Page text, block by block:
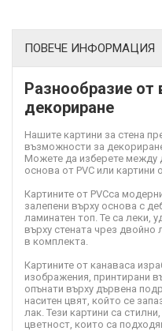
ПОВЕЧЕ ИНФОРМАЦИЯ
Разнообразие
декориране
Нашите картини за стена
възможности за
Можете да изберете между
основа от PVC или картини
Картините от PVCса
залепени върху основа с
ламинатен топ. Те са леки,
върху стената чрез
в комплекта.
Картините от канаваса
изображения, принтирани
опънати върху дървена
наситен цвят, който се
лак. Тези картини са
цветност, които са